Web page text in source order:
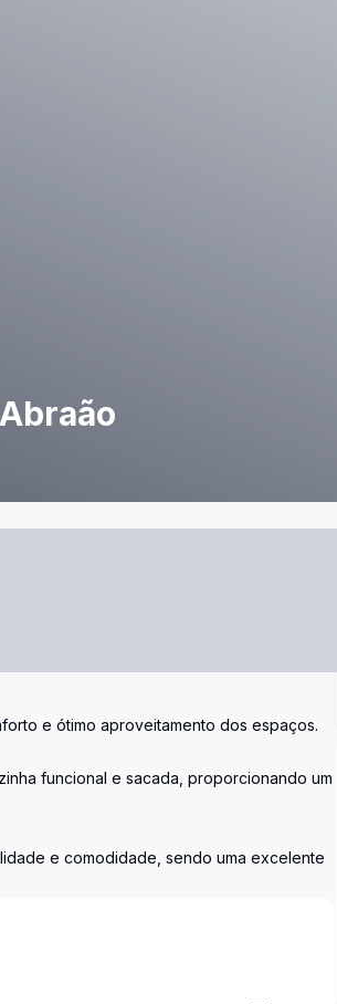
e ótimo aproveitamento dos espaços.
funcional e sacada, proporcionando um
e comodidade, sendo uma excelente